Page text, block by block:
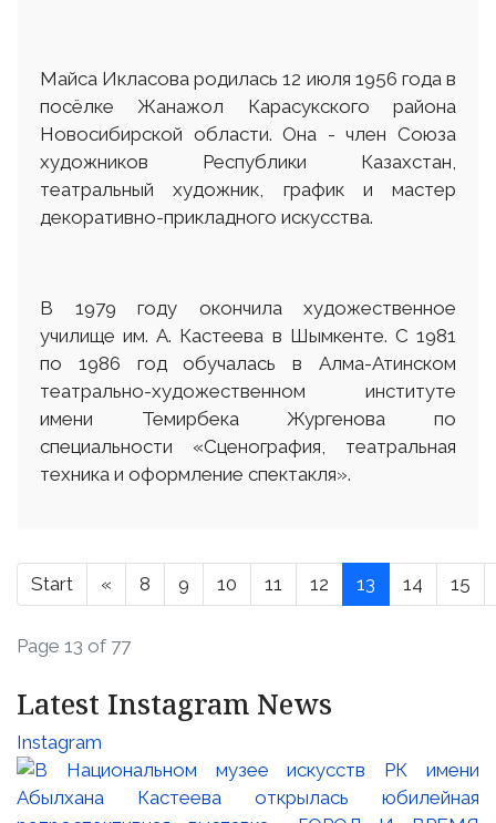
Майса Икласова родилась 12 июля 1956 года в
посёлке Жанажол Карасукского района
Новосибирской области. Она - член Союза
художников Республики Казахстан,
театральный художник, график и мастер
декоративно-прикладного искусства.
В 1979 году окончила художественное
училище им. А. Кастеева в Шымкенте. С 1981
по 1986 год обучалась в Алма-Атинском
театрально-художественном институте
имени Темирбека Жургенова по
специальности «Сценография, театральная
техника и оформление спектакля».
Start « 8 9 10 11 12 13 14 15
Page 13 of 77
Latest Instagram News
Instagram